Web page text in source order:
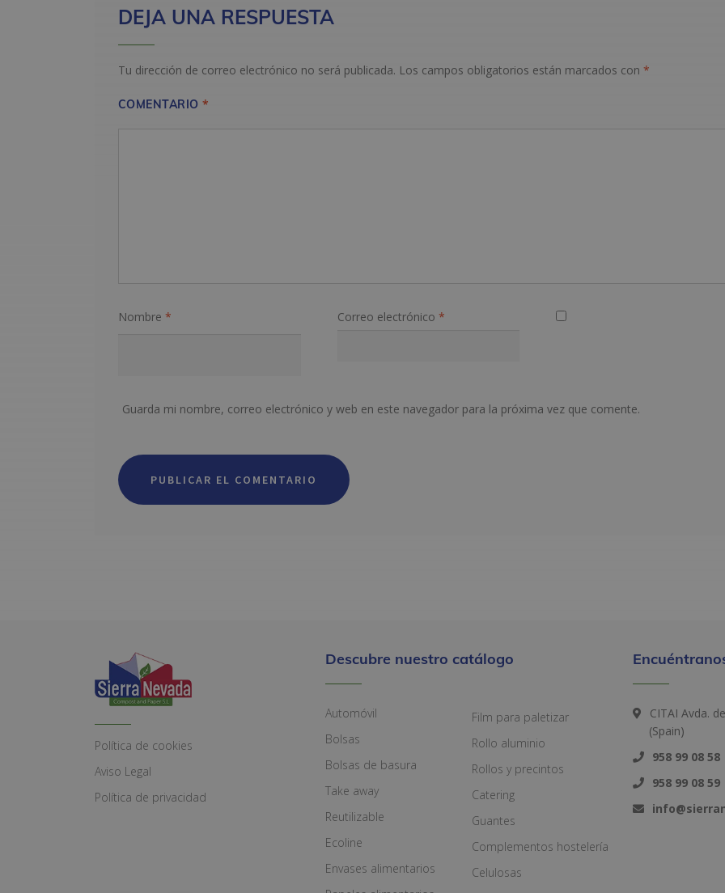
DEJA UNA RESPUESTA
Tu dirección de correo electrónico no será publicada. Los campos obligatorios están marcados con *
COMENTARIO*
Nombre * Correo electrónico *
Guarda mi nombre, correo electrónico y web en este navegador para la próxima vez que comente.
Política de cookies
Aviso Legal
Política de privacidad
Descubre nuestro catálogo
Automóvil
Bolsas
Bolsas de basura
Take away
Reutilizable
Ecoline
Envases alimentarios
Film para paletizar
Rollo aluminio
Rollos y precintos
Catering
Guantes
Complementos hostelería
Celulosas
CITAI Avda.
(Spain)
958 99 08 58
958 99 08 59